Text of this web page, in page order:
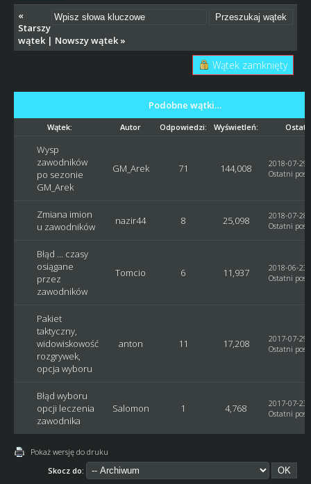
«
Starszy
wątek| Nowszy wątek»
Wątek zamknięty
Podobne wątki…
Wątek: Autor Odpowiedzi: Wyświetleń:
Wysp
zawodników
po sezonie
GM_Arek
GM_Arek 71 144,008
2018-07-
Ostatni post
Zmiana imion
u zawodników
nazir44 8 25,098
2018-07-
Ostatni post
Błąd ... czasy
osiągane
przez
zawodników
Tomcio 6 11,937
2018-06-
Ostatni post
Pakiet
taktyczny,
widowiskowość
rozgrywek,
opcja wyboru
anton 11 17,208
2017-07-
Ostatni post
Błąd wyboru
opcji leczenia
zawodnika
Salomon 1 4,768
2017-07-
Ostatni post
Pokaż wersję do druku
Skocz do: